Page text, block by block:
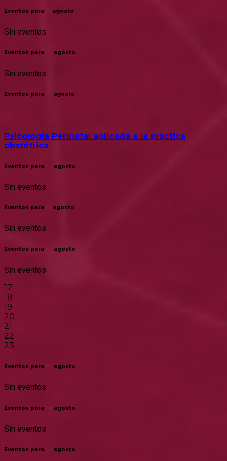
Eventos para agosto
Sin eventos
Eventos para agosto
Sin eventos
Eventos para agosto
Psicología Perinatal aplicada a la práctica
obstétrica
Eventos para agosto
Sin eventos
Eventos para agosto
Sin eventos
Eventos para agosto
Sin eventos
17
18
19
20
21
22
23
Eventos para agosto
Sin eventos
Eventos para agosto
Sin eventos
Eventos para agosto